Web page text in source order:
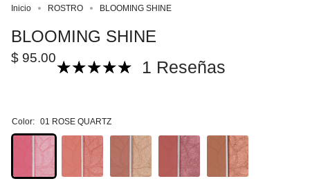
Inicio ROSTRO BLOOMING SHINE
BLOOMING SHINE
$ 95.00 1 Reseñas
Color: 01 ROSE QUARTZ